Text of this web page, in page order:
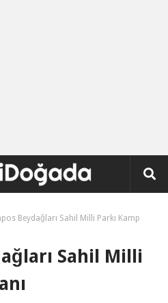
Beydağları Sahil Milli Parkı Kamp
Sahil Milli